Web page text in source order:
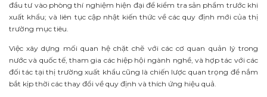
đầu tư vào phòng thí nghiệm hiện đại để kiểm tra sản phẩm trước khi
xuất khẩu; và liên tục cập nhật kiến thức về các quy định mới của thị
trường mục tiêu.
Việc xây dựng mối quan hệ chặt chẽ với các cơ quan quản lý trong
nước và quốc tế, tham gia các hiệp hội ngành nghề, và hợp tác với các
đối tác tại thị trường xuất khẩu cũng là chiến lược quan trọng để nắm
bắt kịp thời các thay đổi về quy định và thích ứng hiệu quả.